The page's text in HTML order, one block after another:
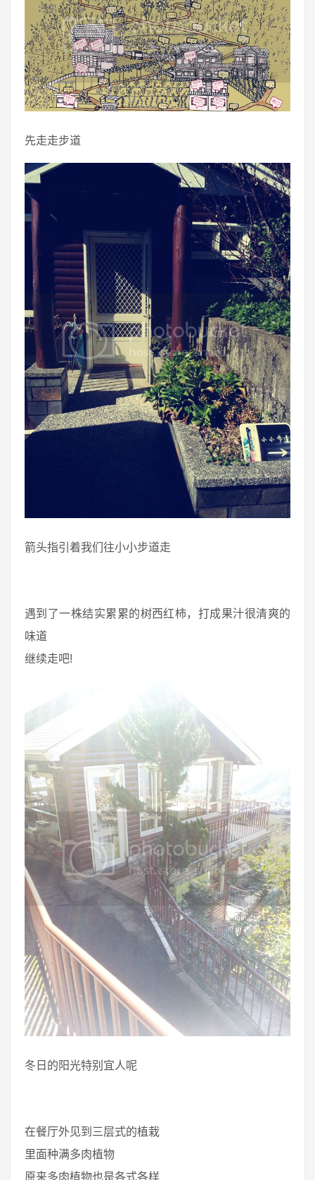
先走走步道
箭头指引着我们往小小步道走
遇到了一株结实累累的树西红柿，打成果汁很清爽的
味道
继续走吧!
冬日的阳光特别宜人呢
在餐厅外见到三层式的植栽
里面种满多肉植物
原来多肉植物也是各式各样